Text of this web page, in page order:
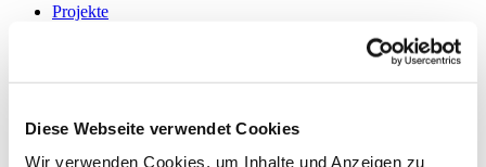
Diese Webseite verwendet Cookies
Wir verwenden Cookies, um Inhalte und Anzeigen zu
Projekte
Strähle 360 Grad
EPD - Environmental Product Declaration